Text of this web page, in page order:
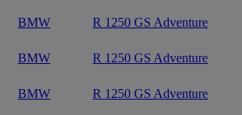
BMW R 1250 GS Adventure
BMW R 1250 GS Adventure
BMW R 1250 GS Adventure